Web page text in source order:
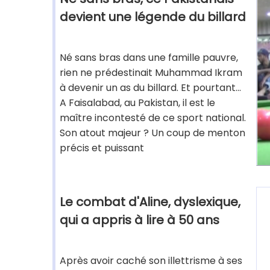
devient une légende du billard
Né sans bras dans une famille pauvre,
rien ne prédestinait Muhammad Ikram
à devenir un as du billard. Et pourtant...
A Faisalabad, au Pakistan, il est le
maître incontesté de ce sport national.
Son atout majeur ? Un coup de menton
précis et puissant
Le combat d'Aline, dyslexique,
qui a appris à lire à 50 ans
Après avoir caché son illettrisme à ses